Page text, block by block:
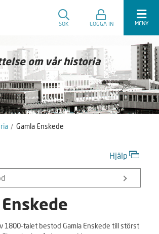
SÖK LOGGA IN MENY
om vår historia
Gamla Enskede
Hjälp
1800-talet bestod Gamla Enskede till störst